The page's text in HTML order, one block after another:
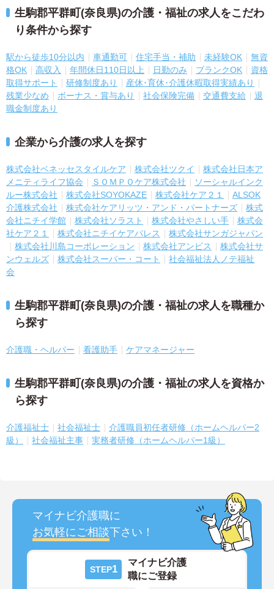
生駒郡平群町(奈良県)の介護・福祉の求人をこだわ
り条件から探す
駅から徒歩10分以内 車通勤可 住宅手当・補助 未経験OK
無資
格OK
高収入 年間休日110日以上 日勤のみ ブランクOK
資格
取得サポート
研修制度あり
産休･育休･介護休暇取得実績あり
残業少なめ
ボーナス・賞与あり 社会保険完備 交通費支給
退
職金制度あり
企業から介護の求人を探す
株式会社ベネッセスタイルケア 株式会社ツクイ
株式会社日本ア
メニティライフ協会
ＳＯＭＰＯケア株式会社
ソーシャルインク
ルー株式会社
株式会社SOYOKAZE 株式会社ケア２１
ALSOK
介護株式会社
株式会社ケアリッツ・アンド・パートナーズ
株式
会社ニチイ学館
株式会社ソラスト 株式会社やさしい手
株式会
社ケア２１
株式会社ニチイケアパレス
株式会社サンガジャパン
株式会社川島コーポレーション
株式会社アンビス
株式会社サ
ンウェルズ
株式会社スーパー・コート
社会福祉法人ノテ福祉
会
生駒郡平群町(奈良県)の介護・福祉の求人を職種か
ら探す
介護職・ヘルパー 看護助手 ケアマネージャー
生駒郡平群町(奈良県)の介護・福祉の求人を資格か
ら探す
介護福祉士 社会福祉士
介護職員初任者研修（ホームヘルパー2
級）
社会福祉主事 実務者研修（ホームヘルパー1級）
マイナビ介護職に
お気軽にご相談下さい！
STEP1
マイナビ介護
職にご登録